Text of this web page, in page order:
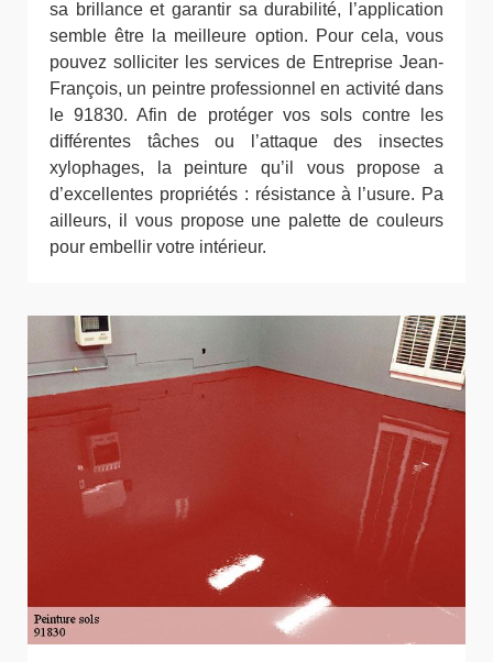
sa brillance et garantir sa durabilité, l’application
semble être la meilleure option. Pour cela, vous
pouvez solliciter les services de Entreprise Jean-
François, un peintre professionnel en activité dans
le 91830. Afin de protéger vos sols contre les
différentes tâches ou l’attaque des insectes
xylophages, la peinture qu’il vous propose a
d’excellentes propriétés : résistance à l’usure. Pa
ailleurs, il vous propose une palette de couleurs
pour embellir votre intérieur.